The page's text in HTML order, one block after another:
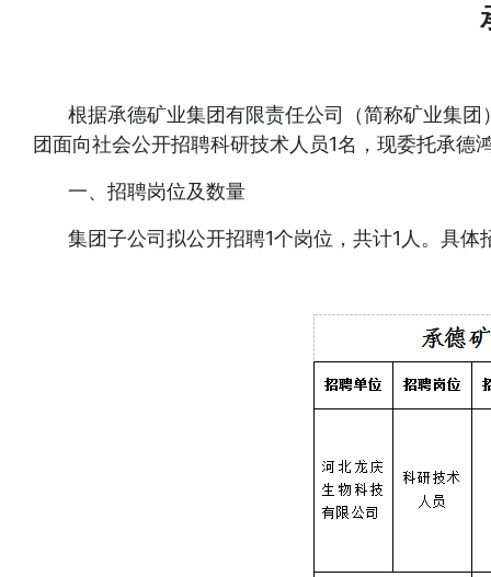
根据承德矿业集团有限责任公司（简称矿业集
团面向社会公开招聘科研技术人员1名，现委托承
一、招聘岗位及数量
集团子公司拟公开招聘1个岗位，共计1人。具